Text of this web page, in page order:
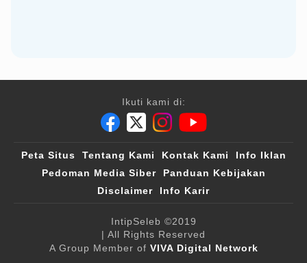
Ikuti kami di:
Peta Situs Tentang Kami Kontak Kami
Info Iklan
Pedoman Media Siber
Panduan Kebijakan
Disclaimer
Info Karir
IntipSeleb ©2019
| All Rights Reserved
A Group Member of VIVA Digital Network